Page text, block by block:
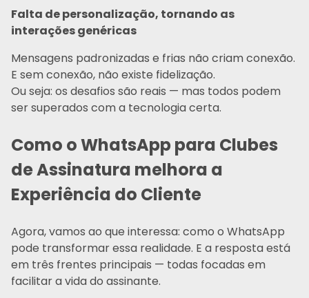
Falta de personalização, tornando as
interações genéricas
Mensagens padronizadas e frias não criam conexão.
E sem conexão, não existe fidelização.
Ou seja: os desafios são reais — mas todos podem
ser superados com a tecnologia certa.
Como o WhatsApp para Clubes
de Assinatura melhora a
Experiência do Cliente
Agora, vamos ao que interessa: como o WhatsApp
pode transformar essa realidade. E a resposta está
em três frentes principais — todas focadas em
facilitar a vida do assinante.